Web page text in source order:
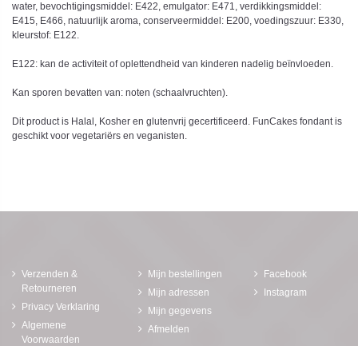
water, bevochtigingsmiddel: E422, emulgator: E471, verdikkingsmiddel:
E415, E466, natuurlijk aroma, conserveermiddel: E200, voedingszuur: E330,
kleurstof: E122.
E122: kan de activiteit of oplettendheid van kinderen nadelig beïnvloeden.
Kan sporen bevatten van: noten (schaalvruchten).
Dit product is Halal, Kosher en glutenvrij gecertificeerd. FunCakes fondant is
geschikt voor vegetariërs en veganisten.
Verzenden &
Retourneren
Privacy Verklaring
Algemene
Voorwaarden
Mijn bestellingen
Mijn adressen
Mijn gegevens
Afmelden
Facebook
Instagram